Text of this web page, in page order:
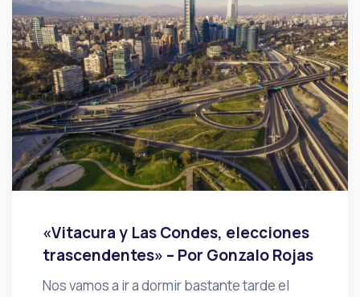
«Vitacura y Las Condes, elecciones
trascendentes» – Por Gonzalo Rojas
Nos vamos a ir a dormir bastante tarde el